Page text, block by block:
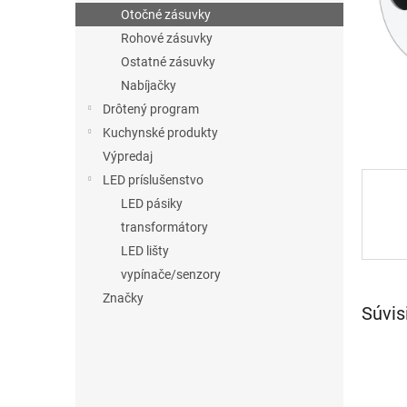
Otočné zásuvky
Rohové zásuvky
Ostatné zásuvky
Nabíjačky
Drôtený program
Kuchynské produkty
Výpredaj
LED príslušenstvo
LED pásiky
transformátory
LED lišty
vypínače/senzory
Značky